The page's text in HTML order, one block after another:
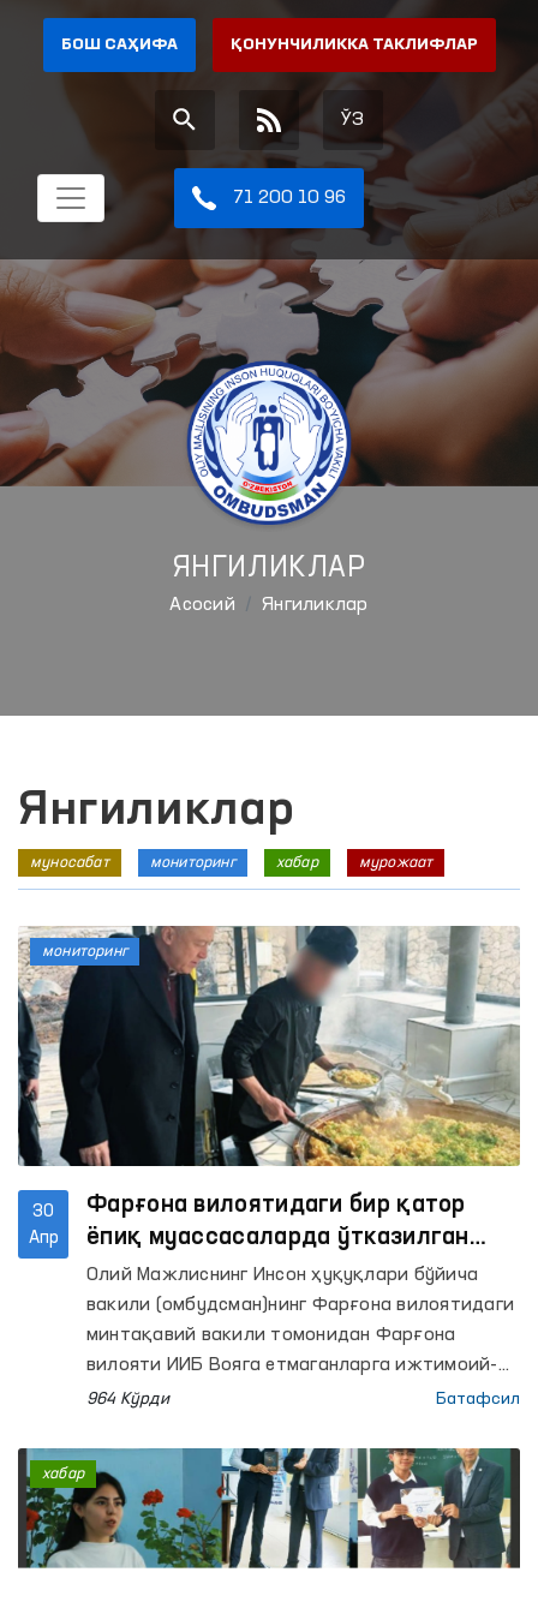
БОШ САҲИФА ҚОНУНЧИЛИККА ТАКЛИФЛАР
ЎЗ
71 200 10 96
ЯНГИЛИКЛАР
Aсосий Янгиликлар
Янгиликлар
муносабат мониторинг хабар мурожаат
30
Апр
Фарғона вилоятидаги бир қатор
ёпиқ муассасаларда ўтказилган
мониторинг ташрифларида қатор
камчиликлар аниқланди —
Омбудсман
Олий Мажлиснинг Инсон ҳуқуқлари бўйича
вакили (омбудсман)нинг Фарғона вилоятидаги
минтақавий вакили томонидан Фарғона
вилояти ИИБ Вояга етмаганларга ижтимоий-
ҳуқуқий ёрдам кўрсатиш, шунингдек Муайян
реабилитация қилиш марказлари (вилоят ИИБ
РЭМ) ҳамда Маъмурий қамоққа олинган
шахсларни қабул қилиш ва сақлаш учун
мўлжалланган махсус қабулхона (Махсус
964 Кўрди Батафсил
мониторинг
хабар